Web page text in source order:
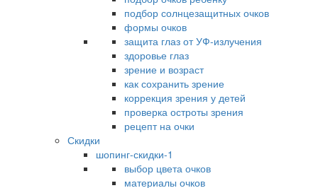
подбор солнцезащитных очков
формы очков
защита глаз от УФ-излучения
здоровье глаз
зрение и возраст
как сохранить зрение
коррекция зрения у детей
проверка остроты зрения
рецепт на очки
Скидки
шопинг-скидки-1
выбор цвета очков
материалы очков